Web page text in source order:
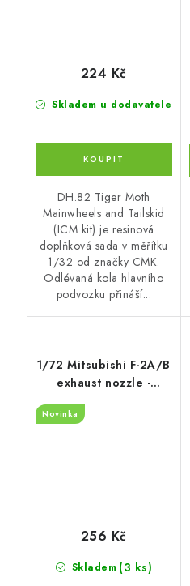
Skladem u dodavatele
224 Kč
DH.82 Tiger Moth
Mainwheels and Tailskid
(ICM kit) je resinová
doplňková sada v měřítku
1/32 od značky CMK.
Odlévaná kola hlavního
podvozku přináší...
1/72 Mitsubishi F-2A/B
exhaust nozzle -
for Hasegawa
Novinka
Skladem (3 ks)
256 Kč